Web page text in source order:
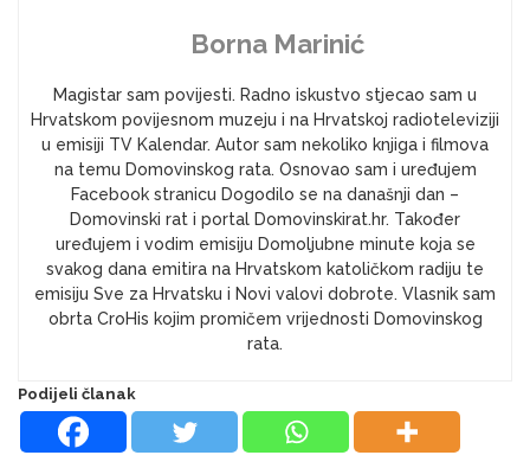
Borna Marinić
Magistar sam povijesti. Radno iskustvo stjecao sam u
Hrvatskom povijesnom muzeju i na Hrvatskoj radioteleviziji
u emisiji TV Kalendar. Autor sam nekoliko knjiga i filmova
na temu Domovinskog rata. Osnovao sam i uređujem
Facebook stranicu Dogodilo se na današnji dan –
Domovinski rat i portal Domovinskirat.hr. Također
uređujem i vodim emisiju Domoljubne minute koja se
svakog dana emitira na Hrvatskom katoličkom radiju te
emisiju Sve za Hrvatsku i Novi valovi dobrote. Vlasnik sam
obrta CroHis kojim promičem vrijednosti Domovinskog
rata.
Podijeli članak